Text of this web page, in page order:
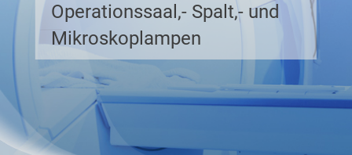
Operationssaal,- Spalt,- und
Mikroskoplampen